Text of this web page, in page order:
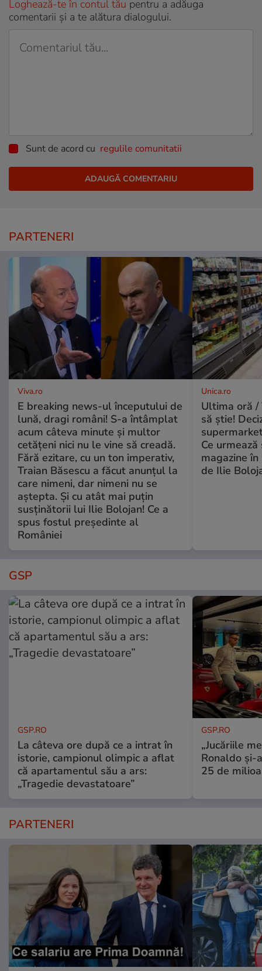
Loghează-te în contul tău pentru a adăuga
comentarii și a te alătura dialogului.
Sunt de acord cu regulile comunitatii
PARTENERI
Viva.ro
E breaking news-ul începutului de
lună, dragi români! S-a întâmplat
acum câteva minute și multor
cetățeni nici nu le vine să creadă.
Fără ezitare, cu un ton imperativ,
Traian Băsescu a făcut anunțul la
care nimeni, dar nimeni nu se
aștepta. Și cu atât mai puțin
susținătorii lui Ilie Bolojan! Ce a
spus fostul președinte al
României
Unica.ro
Ultima oră /
să știe!
Ce
magazine
de Ilie
GSP
GSP.RO
La câteva ore după ce a intrat în
istorie, campionul olimpic a aflat
că apartamentul său a ars:
„Tragedie devastatoare”
GSP.RO
„Jucăriile
Ronaldo și-
25 de
PARTENERI